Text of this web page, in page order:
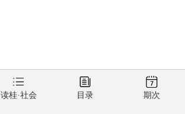
读桂·社会 目录 期次